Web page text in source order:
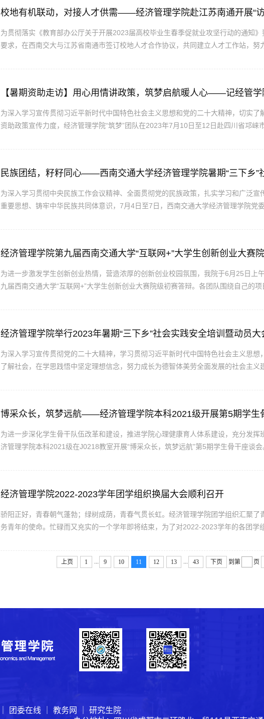
校地有机联动，对接人才供需——经济管理学院赴江苏南通开展“
为贯彻落实《教育部办公厅关于开展2023届高校毕业生春季促就业攻坚行动的通知
要求，在西南交大与江苏省南通市签订校地人才合作协议，共同建立人才工作站，努
【暑期资助走访】用心用情讲政策，筑梦启航暖人心——记经管
为深入学习宣传贯彻习近平新时代中国特色社会主义思想和党的二十大精神，切实
资助政策宣传力度，经济管理学院“筑梦”团队在2023年7月10日至12日赴四川省邛崃
为深入学习贯彻中央民族工作会议精神、全面贯彻党的民族政策，扎实学习和广泛
重要思想、铸牢中华民族共同体意识，7月4日至7日，西南交通大学经济管理学院党
经济管理学院第九届西南交通大学“互联网+”大学生创新创业大赛
为进一步激发学生创新创业热情，营造浓厚的创新创业校园氛围，我院于6月25日上
九届西南交通大学“互联网+”大学生创新创业大赛院级初赛答辩。各团队围绕自己的
经济管理学院举行2023年暑期“三下乡”社会实践安全培训暨动员大
为深入学习宣传贯彻党的二十大精神，学习贯彻习近平新时代中国特色社会主义思想
了解社会，在学思践悟中坚定理想信念，努力成长为德智体美劳全面发展的社会主义
博采众长，筑梦远航——经济管理学院本科2021级开展第5期学生
为进一步深化学生骨干队伍改革和建设，推进学院心理健康育人体系建设，充分发
济管理学院本科2021级在J0218教室开展“博采众长，筑梦远航”第5期学生骨干座谈
经济管理学院2022-2023学年团学组织换届大会顺利召开
骄阳正好，青春朝气蓬勃；绿树成荫，青春气贯长虹。经济管理学院团学组织汇聚
务青年的使命。忙碌而又充实的一个学年即将结束，为了对2022-2023学年的各团学
上页 1 9 10 11 12 13 43 下页 到第 页
团委在线 教务网
研究生院